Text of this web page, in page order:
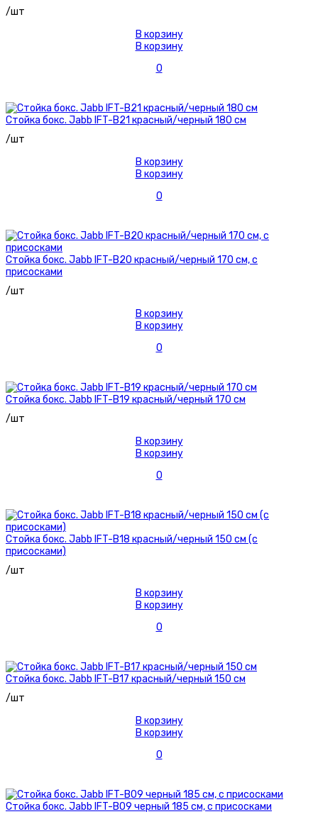
/шт
В корзину
В корзину
0
Стойка бокс. Jabb IFT-B21 красный/черный 180 см
/шт
В корзину
В корзину
0
Стойка бокс. Jabb IFT-B20 красный/черный 170 см, с
присосками
/шт
В корзину
В корзину
0
Стойка бокс. Jabb IFT-B19 красный/черный 170 см
/шт
В корзину
В корзину
0
Стойка бокс. Jabb IFT-B18 красный/черный 150 см (с
присосками)
/шт
В корзину
В корзину
0
Стойка бокс. Jabb IFT-B17 красный/черный 150 см
/шт
В корзину
В корзину
0
Стойка бокс. Jabb IFT-B09 черный 185 см, с присосками